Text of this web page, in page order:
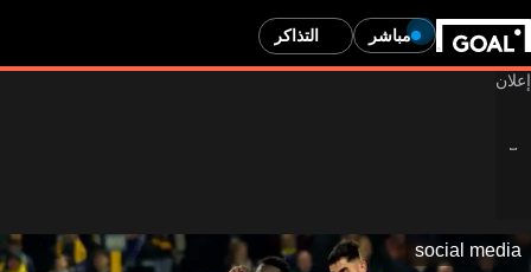
مباشر التذاكر
social media